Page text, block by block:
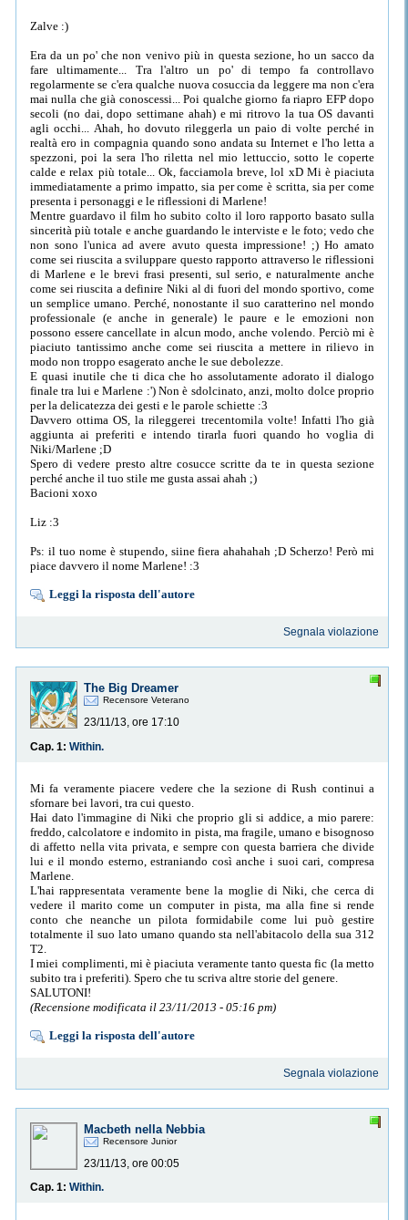
Zalve :)
Era da un po' che non venivo più in questa sezione, ho un sacco da
fare ultimamente... Tra l'altro un po' di tempo fa controllavo
regolarmente se c'era qualche nuova cosuccia da leggere ma non c'era
mai nulla che già conoscessi... Poi qualche giorno fa riapro EFP dopo
secoli (no dai, dopo settimane ahah) e mi ritrovo la tua OS davanti
agli occhi... Ahah, ho dovuto rileggerla un paio di volte perché in
realtà ero in compagnia quando sono andata su Internet e l'ho letta a
spezzoni, poi la sera l'ho riletta nel mio lettuccio, sotto le coperte
calde e relax più totale... Ok, facciamola breve, lol xD Mi è piaciuta
immediatamente a primo impatto, sia per come è scritta, sia per come
presenta i personaggi e le riflessioni di Marlene!
Mentre guardavo il film ho subito colto il loro rapporto basato sulla
sincerità più totale e anche guardando le interviste e le foto; vedo che
non sono l'unica ad avere avuto questa impressione! ;) Ho amato
come sei riuscita a sviluppare questo rapporto attraverso le riflessioni
di Marlene e le brevi frasi presenti, sul serio, e naturalmente anche
come sei riuscita a definire Niki al di fuori del mondo sportivo, come
un semplice umano. Perché, nonostante il suo caratterino nel mondo
professionale (e anche in generale) le paure e le emozioni non
possono essere cancellate in alcun modo, anche volendo. Perciò mi è
piaciuto tantissimo anche come sei riuscita a mettere in rilievo in
modo non troppo esagerato anche le sue debolezze.
E quasi inutile che ti dica che ho assolutamente adorato il dialogo
finale tra lui e Marlene :') Non è sdolcinato, anzi, molto dolce proprio
per la delicatezza dei gesti e le parole schiette :3
Davvero ottima OS, la rileggerei trecentomila volte! Infatti l'ho già
aggiunta ai preferiti e intendo tirarla fuori quando ho voglia di
Niki/Marlene ;D
Spero di vedere presto altre cosucce scritte da te in questa sezione
perché anche il tuo stile me gusta assai ahah ;)
Bacioni xoxo
Liz :3
Ps: il tuo nome è stupendo, siine fiera ahahahah ;D Scherzo! Però mi
piace davvero il nome Marlene! :3
Leggi la risposta dell'autore
Segnala violazione
The Big Dreamer
Recensore Veterano
23/11/13, ore 17:10
Cap. 1: Within.
Mi fa veramente piacere vedere che la sezione di Rush continui a
sfornare bei lavori, tra cui questo.
Hai dato l'immagine di Niki che proprio gli si addice, a mio parere:
freddo, calcolatore e indomito in pista, ma fragile, umano e bisognoso
di affetto nella vita privata, e sempre con questa barriera che divide
lui e il mondo esterno, estraniando così anche i suoi cari, compresa
Marlene.
L'hai rappresentata veramente bene la moglie di Niki, che cerca di
vedere il marito come un computer in pista, ma alla fine si rende
conto che neanche un pilota formidabile come lui può gestire
totalmente il suo lato umano quando sta nell'abitacolo della sua 312
T2.
I miei complimenti, mi è piaciuta veramente tanto questa fic (la metto
subito tra i preferiti). Spero che tu scriva altre storie del genere.
SALUTONI!
(Recensione modificata il 23/11/2013 - 05:16 pm)
Leggi la risposta dell'autore
Segnala violazione
Macbeth nella Nebbia
Recensore Junior
23/11/13, ore 00:05
Cap. 1: Within.